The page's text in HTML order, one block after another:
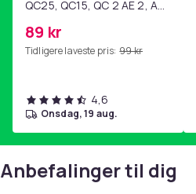
QC25, QC15, QC 2 AE 2, AE
SoundLink Black
89 kr
Tidligere laveste pris: 99 kr
4,6
onsdag, 19 aug.
Anbefalinger til dig